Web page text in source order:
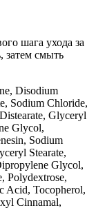
шага ухода за
затем смыть
Disodium
Sodium Chloride,
Glyceryl
Glycol,
Sodium
Stearate,
Glycol,
Polydextrose,
Acid, Tocopherol,
Cinnamal,